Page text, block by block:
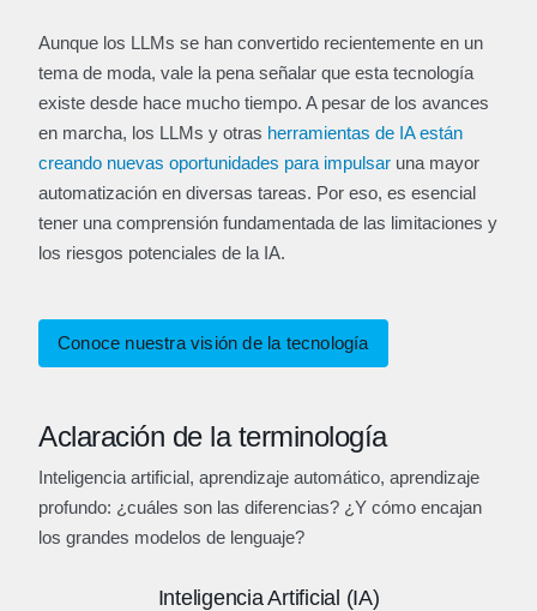
Aunque los LLMs se han convertido recientemente en un
tema de moda, vale la pena señalar que esta tecnología
existe desde hace mucho tiempo. A pesar de los avances
en marcha, los LLMs y otras herramientas de IA están
creando nuevas oportunidades para impulsar una mayor
automatización en diversas tareas. Por eso, es esencial
tener una comprensión fundamentada de las limitaciones y
los riesgos potenciales de la IA.
Conoce nuestra visión de la tecnología
Aclaración de la terminología
Inteligencia artificial, aprendizaje automático, aprendizaje
profundo: ¿cuáles son las diferencias? ¿Y cómo encajan
los grandes modelos de lenguaje?
Inteligencia Artificial (IA)